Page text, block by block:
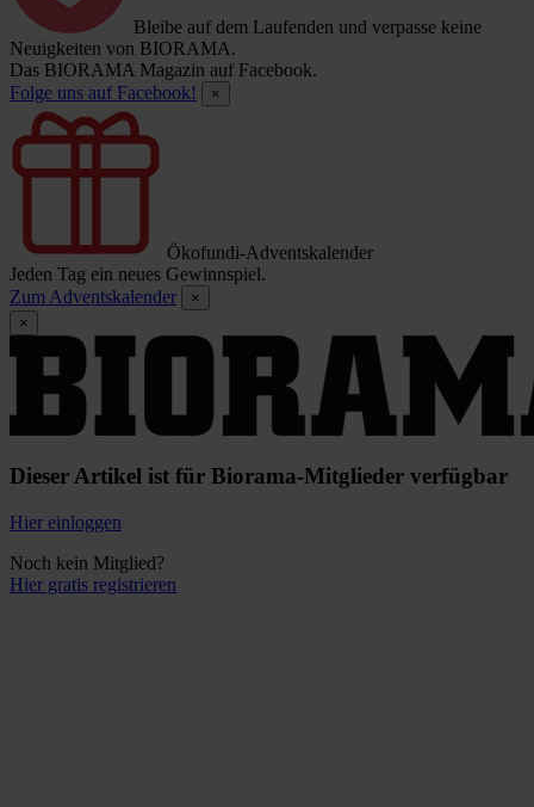
Bleibe auf dem Laufenden und verpasse keine
Neuigkeiten von BIORAMA.
Das BIORAMA Magazin auf Facebook.
Folge uns auf Facebook!
×
Ökofundi-Adventskalender
Jeden Tag ein neues Gewinnspiel.
Zum Adventskalender
×
×
Dieser Artikel ist für Biorama-Mitglieder verfügbar
Hier einloggen
Noch kein Mitglied?
Hier gratis registrieren